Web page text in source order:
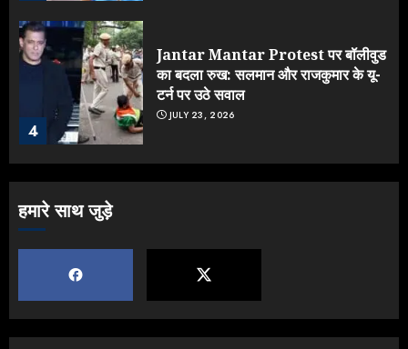
4
Jantar Mantar Protest पर बॉलीवुड
का बदला रुख: सलमान और राजकुमार के यू-
टर्न पर उठे सवाल
JULY 23, 2026
हमारे साथ जुड़े